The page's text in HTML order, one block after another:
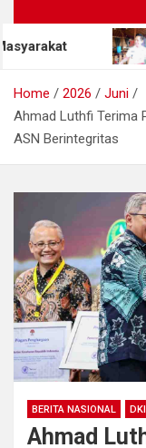
DKPP Klaten
Home 2026
Juni
Ahmad Luthfi Terima
ASN Berintegritas
BERITA NASIONAL
Ahmad